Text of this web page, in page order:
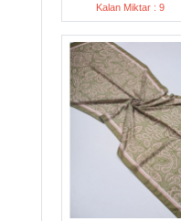
Kalan Miktar : 9